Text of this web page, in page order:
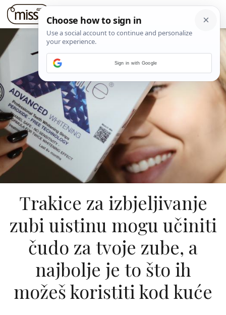
Trakice za izbjeljivanje
zubi uistinu mogu učiniti
čudo za tvoje zube, a
najbolje je to što ih
možeš koristiti kod kuće
Sign in with Google